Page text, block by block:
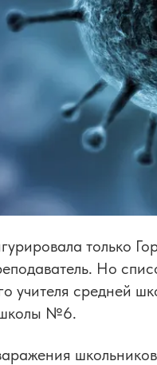
только
Но
учителя средней
школы №6.